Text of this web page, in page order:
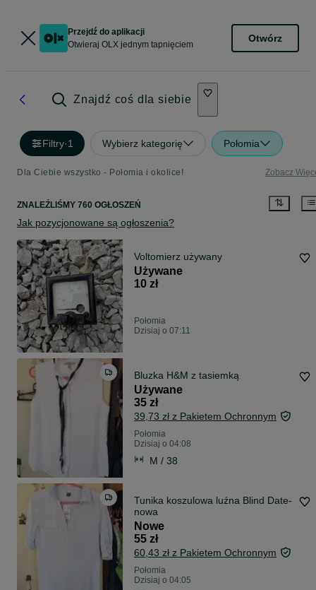
Przejdź do aplikacji
Otwieraj OLX jednym tapnięciem
Otwórz
Znajdź coś dla siebie
Filtry·1 Wybierz kategorię Połomia
Dla Ciebie wszystko - Połomia i okolice! Zobacz
ZNALEŹLIŚMY 760 OGŁOSZEŃ
Jak pozycjonowane są ogłoszenia?
Voltomierz używany
Używane
10 zł
Połomia
Dzisiaj o 07:11
Bluzka H&M z tasiemką
Używane
35 zł
39,73 zł z Pakietem Ochronnym
Połomia
Dzisiaj o 04:08
M / 38
Tunika koszulowa luźna Blind Date-
nowa
Nowe
55 zł
60,43 zł z Pakietem Ochronnym
Połomia
Dzisiaj o 04:05